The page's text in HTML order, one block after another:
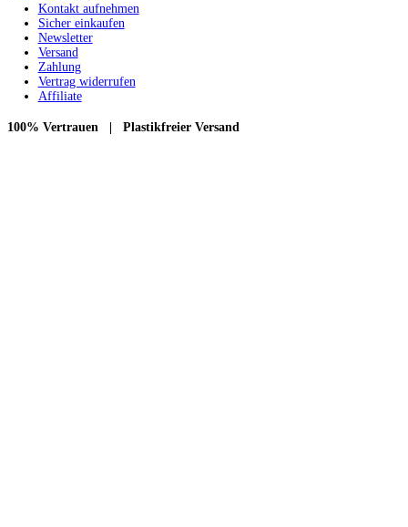
Kontakt aufnehmen
Sicher einkaufen
Newsletter
Versand
Zahlung
Vertrag widerrufen
Affiliate
100% Vertrauen | Plastikfreier Versand